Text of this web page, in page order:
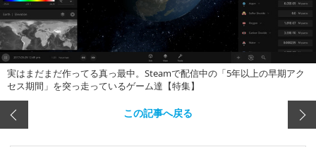
実はまだまだ作ってる真っ最中。Steamで配信中の「5年以上の早期アク
セス期間」を突っ走っているゲーム達【特集】
この記事へ戻る